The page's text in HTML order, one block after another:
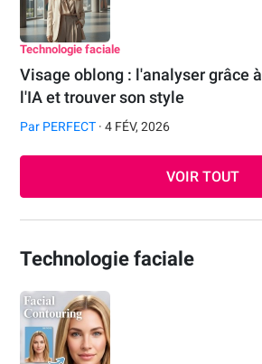
Technologie faciale
Visage oblong : l'analyser grâce à
l'IA et trouver son style
Par PERFECT · 4 FÉV, 2026
VOIR TOUT
Technologie faciale